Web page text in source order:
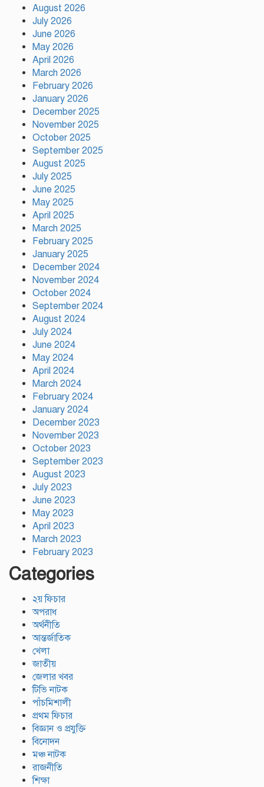
সমাবেশের উদ্বোধন করলেন প্রধানমন্ত্রী
ভারতের ভূমিকা নিয়ে ক্ষোভ, শেখ হাসিনার প্রত্যর্পণ চাইল
এনসিপি
নাটোরকে পর্যটন হাব হিসেবে গড়ে তোলা হবে :
পর্যটনমন্ত্রী
কাঠামোগত সংস্কার না হলে এই সরকারও স্বৈরাচারী হবে :
নাহিদ ইসলাম
সাকিবকে দেশে ফেরানো নিয়ে আগের অবস্থান থেকে সরে
গেলেন ক্রীড়া প্রতিমন্ত্রী
August 2026
July 2026
June 2026
May 2026
April 2026
March 2026
February 2026
January 2026
December 2025
November 2025
October 2025
September 2025
August 2025
July 2025
June 2025
May 2025
April 2025
March 2025
February 2025
January 2025
December 2024
November 2024
October 2024
September 2024
August 2024
July 2024
June 2024
May 2024
April 2024
March 2024
February 2024
January 2024
December 2023
November 2023
October 2023
September 2023
August 2023
July 2023
June 2023
May 2023
April 2023
March 2023
February 2023
Categories
২য় ফিচার
অপরাধ
অর্থনীতি
আন্তর্জাতিক
খেলা
জাতীয়
জেলার খবর
টিভি নাটক
পাঁচমিশালী
প্রথম ফিচার
বিজ্ঞান ও প্রযুক্তি
বিনোদন
মঞ্চ নাটক
রাজনীতি
শিক্ষা